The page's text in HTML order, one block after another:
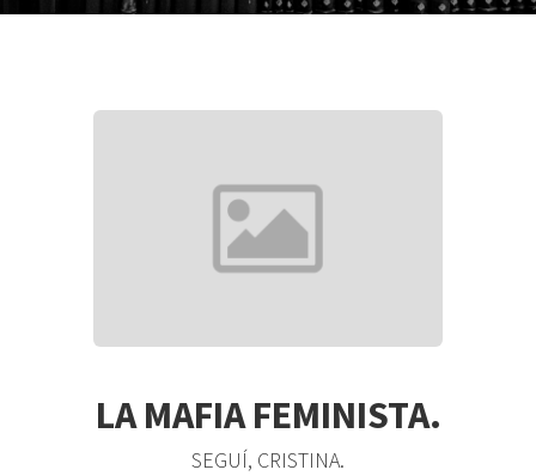
LA MAFIA FEMINISTA.
SEGUÍ, CRISTINA.